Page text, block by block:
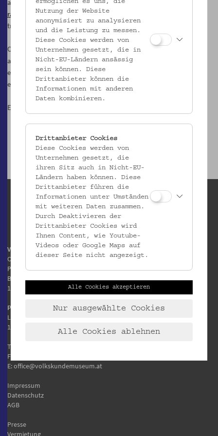
access):
https://www.transcript-verlag.de/978-3-8376-5377-9/das-
radikaldemokratische-museum-revisited/?c=313000000
transcript-verlag.de
Ort: Gartenpalais Schönborn, Laudongasse 15-19, 1080 Wien - im
außergewöhnlichen Ambiente des noch unfertigen Museums. Eine
einmalige Gelegenheit, die Räume während ihrer Entstehung zu
erleben.
Es gilt: First come, first served.
Volkskundemuseum Wien
Otto Wagner Areal
Pavillon 1
Baumgartner Höhe 1
1140 Wien
Postanschrift:
Laudongasse 15-19
1080 Wien
T:
F: +43 1 406 89 05.88
E:office@volkskundemuseum.at
Impressum
Datenschutz
AGB
Presse
Vermietung
ermöglichen es uns, die
Nutzung der Website
anonymisiert zu analysieren
und die Leistung zu messen.
Diese Cookies werden von
Unternehmen gesetzt, die in
Nicht-EU-Ländern ansässig
sein können. Diese
Drittanbieter können die
Informationen mit anderen
Daten kombinieren.
Drittanbieter Cookies
Diese Cookies werden von
Unternehmen gesetzt, die
ihren Sitz auch in Nicht-EU-
Ländern haben können. Diese
Drittanbieter führen die
Informationen unter Umständen
mit weiteren Daten zusammen.
Durch Deaktivieren der
Drittanbieter Cookies wird
Ihnen Content, wie Youtube-
Videos oder Google Maps auf
dieser Seite nicht angezeigt.
Alle Cookies akzeptieren
Nur ausgewählte Cookies
Alle Cookies ablehnen